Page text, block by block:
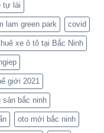
tự lái
lam green park covid
xe ô tô tại Bắc Ninh
giới 2021
sản bắc ninh
oto mới bắc ninh